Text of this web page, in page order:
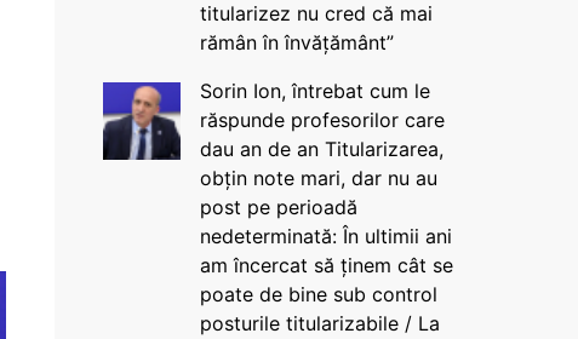
titularizez nu cred că mai
rămân în învățământ”
Sorin Ion, întrebat cum le
răspunde profesorilor care
dau an de an Titularizarea,
obțin note mari, dar nu au
post pe perioadă
nedeterminată: În ultimii ani
am încercat să ținem cât se
poate de bine sub control
posturile titularizabile / La